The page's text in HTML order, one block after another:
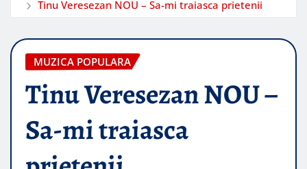
Tinu Veresezan NOU – Sa-mi traiasca prietenii
MUZICA POPULARA
Tinu Veresezan NOU –
Sa-mi traiasca